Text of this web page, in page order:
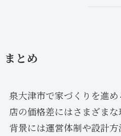
まとめ
泉大津市で家づくりを進
店の価格差にはさまざま
背景には運営体制や設計